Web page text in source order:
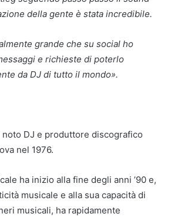
della gente è stata incredibile.
grande che su social ho
e richieste di poterlo
da DJ di tutto il mondo».
DJ e produttore discografico
nel 1976.
ha inizio alla fine degli anni ’90 e,
musicale e alla sua capacità di
musicali, ha rapidamente